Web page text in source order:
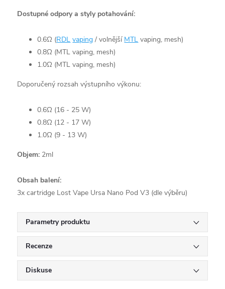
Dostupné odpory a styly potahování:
0.6Ω (RDL vaping / volnější MTL vaping, mesh)
0.8Ω (MTL vaping, mesh)
1.0Ω (MTL vaping, mesh)
Doporučený rozsah výstupního výkonu:
0.6Ω (16 - 25 W)
0.8Ω (12 - 17 W)
1.0Ω (9 - 13 W)
Objem: 2ml
Obsah balení:
3x cartridge Lost Vape Ursa Nano Pod V3 (dle výběru)
Parametry produktu
Recenze
Diskuse